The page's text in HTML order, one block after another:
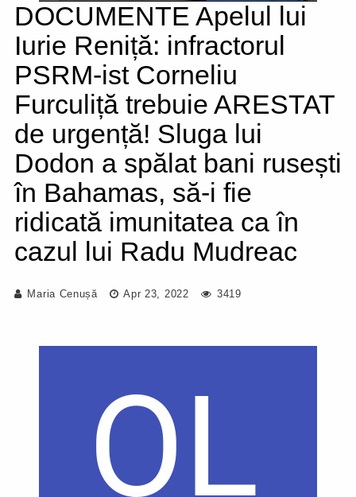
DOCUMENTE Apelul lui
Iurie Reniță: infractorul
PSRM-ist Corneliu
Furculiță trebuie ARESTAT
de urgență! Sluga lui
Dodon a spălat bani rusești
în Bahamas, să-i fie
ridicată imunitatea ca în
cazul lui Radu Mudreac
Maria Cenușă Apr 23, 2022 3419